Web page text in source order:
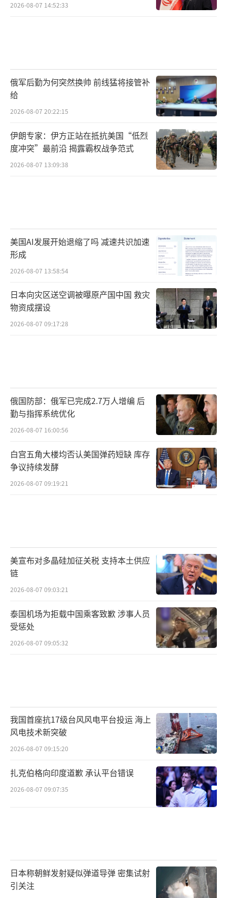
2026-08-07 14:52:33
俄军后勤为何突然换帅 前线猛将接管补
给
2026-08-07 20:22:15
伊朗专家：伊方正站在抵抗美国“低烈
度冲突”最前沿 揭露霸权战争范式
2026-08-07 13:09:38
美国AI发展开始退缩了吗 减速共识加速
形成
2026-08-07 13:58:54
日本向灾区送空调被曝原产国中国 救灾
物资成摆设
2026-08-07 09:17:28
俄国防部：俄军已完成2.7万人增编 后
勤与指挥系统优化
2026-08-07 16:00:56
白宫五角大楼均否认美国弹药短缺 库存
争议持续发酵
2026-08-07 09:19:21
美宣布对多晶硅加征关税 支持本土供应
链
2026-08-07 09:03:21
泰国机场为拒载中国乘客致歉 涉事人员
受惩处
2026-08-07 09:05:32
我国首座抗17级台风风电平台投运 海上
风电技术新突破
2026-08-07 09:15:20
扎克伯格向印度道歉 承认平台错误
2026-08-07 09:07:35
日本称朝鲜发射疑似弹道导弹 密集试射
引关注